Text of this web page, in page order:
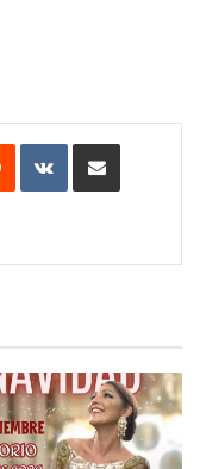
Reddit VKontakteCompartir por correo